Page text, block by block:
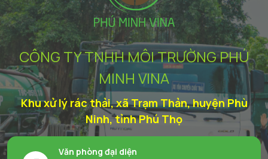
CÔNG TY TNHH MÔI TRƯỜNG PHÚ
MINH VINA
Khu xử lý rác thải, xã Trạm Thản, huyện Phù
Ninh, tỉnh Phú Thọ
Văn phòng đại diện